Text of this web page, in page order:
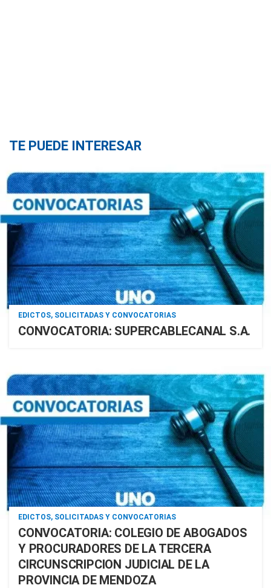
TE PUEDE INTERESAR
EDICTOS, SOLICITADAS Y CONVOCATORIAS
CONVOCATORIA: SUPERCABLECANAL S.A.
EDICTOS, SOLICITADAS Y CONVOCATORIAS
CONVOCATORIA: COLEGIO DE ABOGADOS
Y PROCURADORES DE LA TERCERA
CIRCUNSCRIPCION JUDICIAL DE LA
PROVINCIA DE MENDOZA